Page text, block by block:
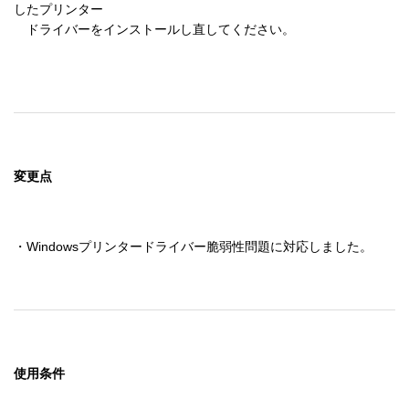
したプリンター
ドライバーをインストールし直してください。
変更点
・Windowsプリンタードライバー脆弱性問題に対応しました。
使用条件